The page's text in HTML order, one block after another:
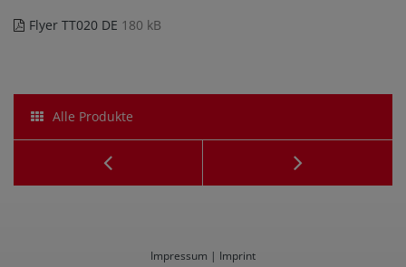
Flyer TT020 DE 180 kB
Alle Produkte
TB020Impressum | Imprint